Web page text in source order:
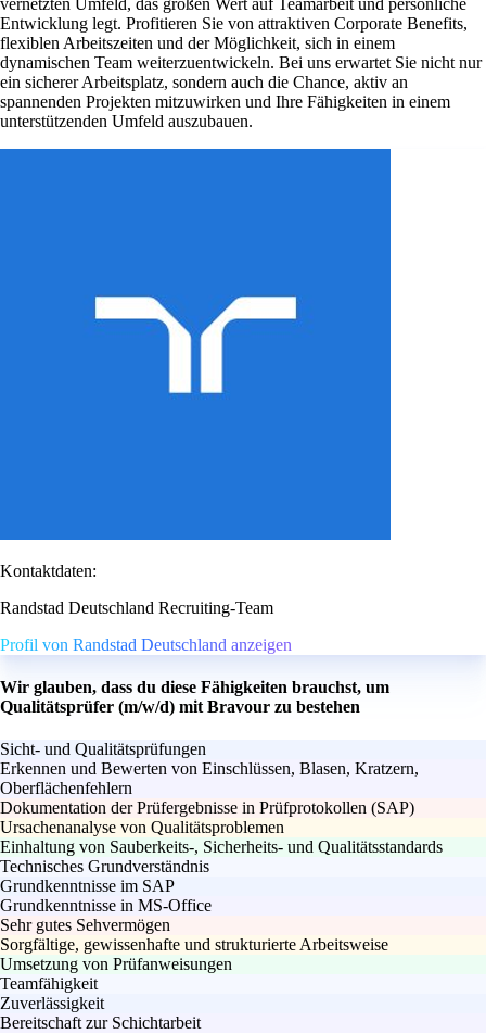
Entwicklung legt. Profitieren Sie von attraktiven Corporate Benefits,
flexiblen Arbeitszeiten und der Möglichkeit, sich in einem
dynamischen Team weiterzuentwickeln. Bei uns erwartet Sie nicht nur
ein sicherer Arbeitsplatz, sondern auch die Chance, aktiv an
spannenden Projekten mitzuwirken und Ihre Fähigkeiten in einem
unterstützenden Umfeld auszubauen.
Kontaktdaten:
Randstad Deutschland Recruiting-Team
Profil von Randstad Deutschland anzeigen
Wir glauben, dass du diese Fähigkeiten brauchst, um
Qualitätsprüfer (m/w/d) mit Bravour zu bestehen
Sicht- und Qualitätsprüfungen
Erkennen und Bewerten von Einschlüssen, Blasen, Kratzern,
Oberflächenfehlern
Dokumentation der Prüfergebnisse in Prüfprotokollen (SAP)
Ursachenanalyse von Qualitätsproblemen
Einhaltung von Sauberkeits-, Sicherheits- und Qualitätsstandards
Technisches Grundverständnis
Grundkenntnisse im SAP
Grundkenntnisse in MS-Office
Sehr gutes Sehvermögen
Sorgfältige, gewissenhafte und strukturierte Arbeitsweise
Umsetzung von Prüfanweisungen
Teamfähigkeit
Zuverlässigkeit
Bereitschaft zur Schichtarbeit